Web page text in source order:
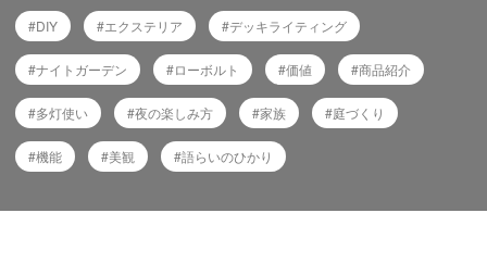
DIY エクステリア デッキライティング
ナイトガーデン ローボルト 価値 商品紹介
多灯使い 夜の楽しみ方 家族 庭づくり
機能 美観 語らいのひかり